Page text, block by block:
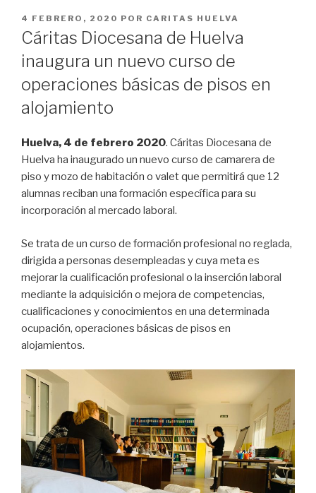
PUBLICADO
EN
4 FEBRERO, 2020 POR CARITAS HUELVA
Cáritas Diocesana de Huelva
inaugura un nuevo curso de
operaciones básicas de pisos en
alojamiento
Huelva, 4 de febrero 2020. Cáritas Diocesana de
Huelva ha inaugurado un nuevo curso de camarera de
piso y mozo de habitación o valet que permitirá que 12
alumnas reciban una formación específica para su
incorporación al mercado laboral.
Se trata de un curso de formación profesional no reglada,
dirigida a personas desempleadas y cuya meta es
mejorar la cualificación profesional o la inserción laboral
mediante la adquisición o mejora de competencias,
cualificaciones y conocimientos en una determinada
ocupación, operaciones básicas de pisos en
alojamientos.